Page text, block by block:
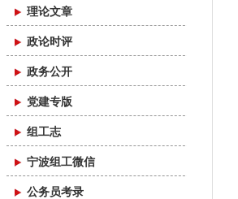
理论文章
政论时评
政务公开
党建专版
组工志
宁波组工微信
公务员考录